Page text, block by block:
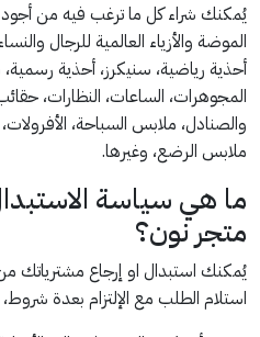
يُمكنك شراء كل ما ترغب فيه من
الموضة والأزياء العالمية للرجال
أحذية رياضية، سنيكرز، أحذية
المجوهرات، الساعات، النظارات، حقائب
والصنادل، ملابس السباحة،
ملابس الرضع، وغيرها.
ما هي سياسة
متجر نون؟
استلام الطلب مع الإلتزام بعدة